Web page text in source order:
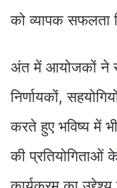
को व्यापक सफलता
अंत में आयोजकों ने
निर्णायकों,
करते हुए भविष्य में
की प्रतियोगिताओं